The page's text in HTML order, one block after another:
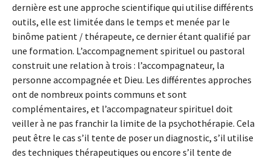
dernière est une approche scientifique qui utilise différents
outils, elle est limitée dans le temps et menée par le
binôme patient / thérapeute, ce dernier étant qualifié par
une formation. L’accompagnement spirituel ou pastoral
construit une relation à trois : l’accompagnateur, la
personne accompagnée et Dieu. Les différentes approches
ont de nombreux points communs et sont
complémentaires, et l’accompagnateur spirituel doit
veiller à ne pas franchir la limite de la psychothérapie. Cela
peut être le cas s’il tente de poser un diagnostic, s’il utilise
des techniques thérapeutiques ou encore s’il tente de